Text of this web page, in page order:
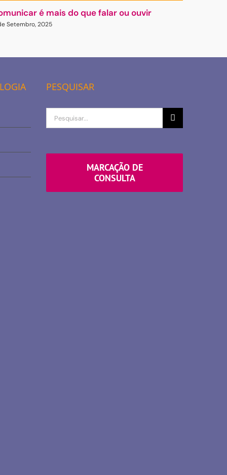
é mais do que falar ou ouvir
Setembro, 2025
PESQUISAR
Procurar
por
MARCAÇÃO DE
CONSULTA